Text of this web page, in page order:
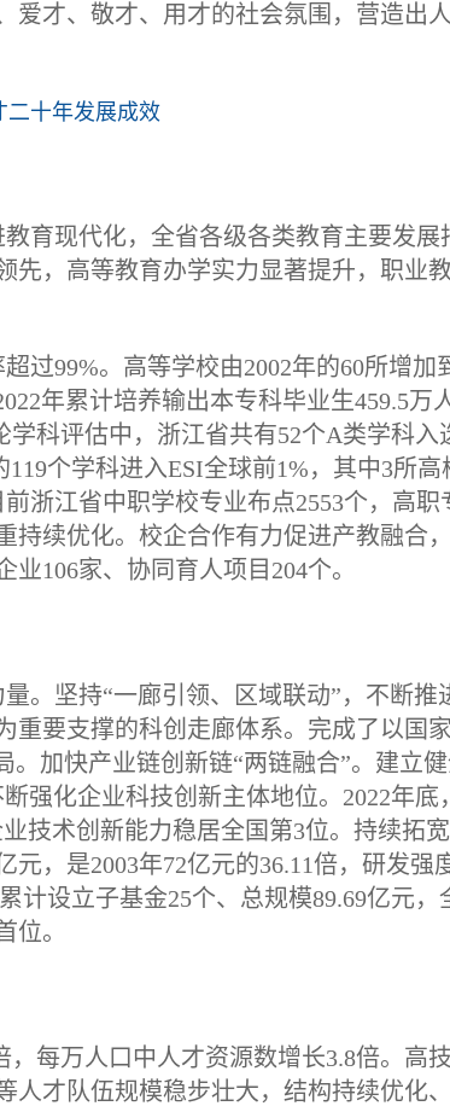
爱才、敬才、用才的社会氛围，营造出
二十年发展成效
育现代化，全省各级各类教育主要发展
先，高等教育办学实力显著提升，职业
过99%。高等学校由2002年的60所增加
年累计培养输出本专科毕业生459.5万
科评估中，浙江省共有52个A类学科入
个学科进入ESI全球前1%，其中3所高
浙江省中职学校专业布点2553个，高职
持续优化。校企合作有力促进产教融合
106家、协同育人项目204个。
。坚持“一廊引领、区域联动”，不断推
重要支撑的科创走廊体系。完成了以国
加快产业链创新链“两链融合”。建立
强化企业科技创新主体地位。2022年底
技术创新能力稳居全国第3位。持续拓
，是2003年72亿元的36.11倍，研发强
计设立子基金25个、总规模89.69亿元，
位。
每万人口中人才资源数增长3.8倍。高
人才队伍规模稳步壮大，结构持续优化